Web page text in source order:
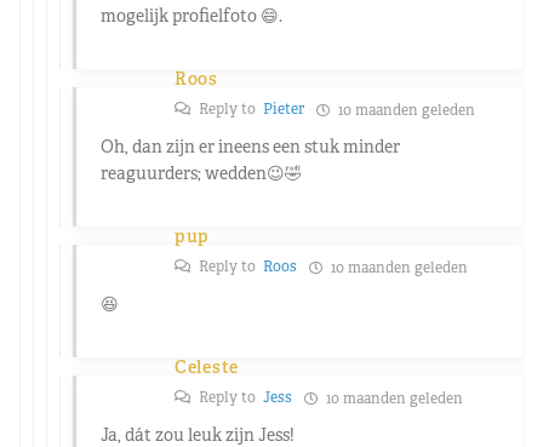
mogelijk profielfoto 😄.
Roos
Reply to Pieter 10 maanden geleden
Oh, dan zijn er ineens een stuk minder
reaguurders; wedden😉🤣
pup
Reply to Roos 10 maanden geleden
😆
Celeste
Reply to Jess 10 maanden geleden
Ja, dát zou leuk zijn Jess!